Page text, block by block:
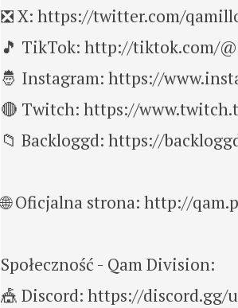
❎ X: https://twitter.com/
🎵 TikTok: http://tiktok.com/
🤴 Instagram: https://
🔴 Twitch: https://
📁 Backloggd: https://
🌐 Oficjalna strona: http://
Społeczność - Qam Division:
🎪 Discord: https://discord.gg/